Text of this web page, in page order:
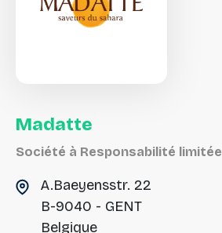
Madatte
Société à Responsabilité limitée
A.Baeyensstr. 22
B-9040 - GENT
Belgique